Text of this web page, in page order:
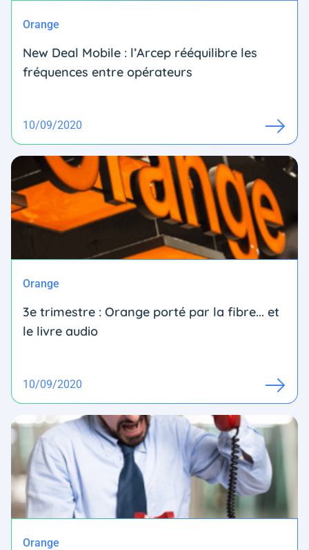
Orange
New Deal Mobile : l’Arcep rééquilibre les
fréquences entre opérateurs
10/09/2020
Orange
3e trimestre : Orange porté par la fibre... et
le livre audio
10/09/2020
Orange